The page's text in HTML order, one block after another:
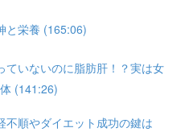
栄養 (165:06)
いないのに脂肪肝！？実は女
(141:26)
順やダイエット成功の鍵は